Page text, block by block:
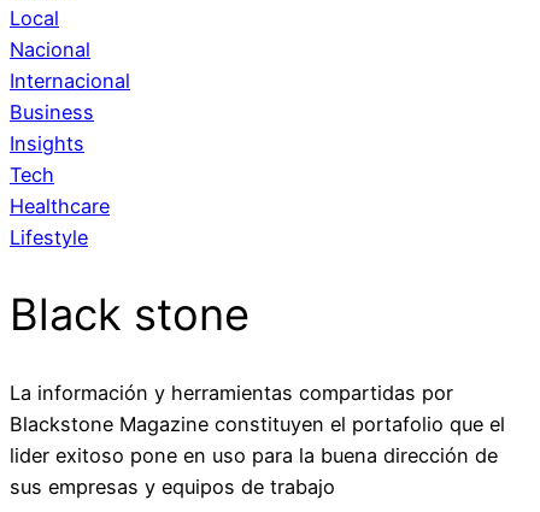
Local
Nacional
Internacional
Business
Insights
Tech
Healthcare
Lifestyle
Black stone
La información y herramientas compartidas por
Blackstone Magazine constituyen el portafolio que el
lider exitoso pone en uso para la buena dirección de
sus empresas y equipos de trabajo